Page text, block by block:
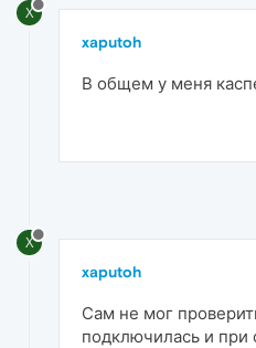
X
xaputoh
В общем у меня
X
xaputoh
Сам не мог
подключилась и при